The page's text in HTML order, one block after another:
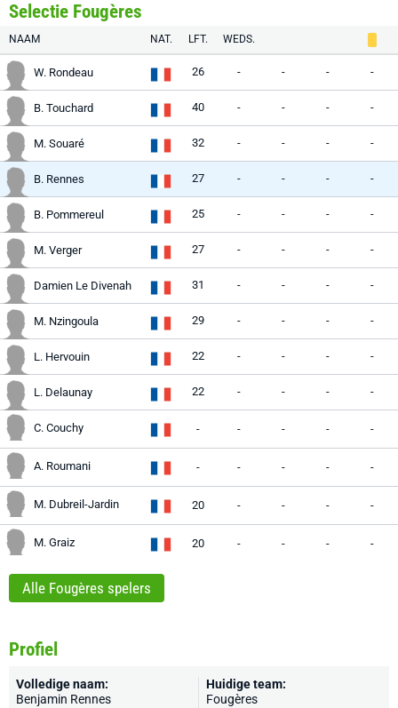
Selectie Fougères
NAAM NAT. LFT. WEDS.
W. Rondeau 26 - - - -
B. Touchard 40 - - - -
M. Souaré 32 - - - -
B. Rennes 27 - - - -
B. Pommereul 25 - - - -
M. Verger 27 - - - -
Damien Le Divenah 31 - - - -
M. Nzingoula 29 - - - -
L. Hervouin 22 - - - -
L. Delaunay 22 - - - -
C. Couchy - - - - -
A. Roumani - - - - -
M. Dubreil-Jardin 20 - - - -
M. Graiz 20 - - - -
Alle Fougères spelers
Profiel
Volledige naam:
Benjamin Rennes
Huidige team:
Fougères